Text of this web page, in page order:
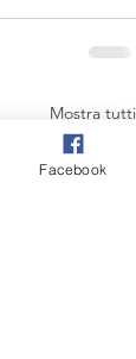
Mostra tutti
Facebook